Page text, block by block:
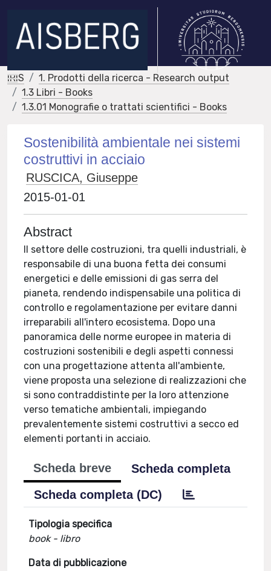
IRIS
1. Prodotti della ricerca - Research output
1.3 Libri - Books
1.3.01 Monografie o trattati scientifici - Books
Sostenibilità ambientale nei sistemi
costruttivi in acciaio
RUSCICA, Giuseppe
2015-01-01
Abstract
Il settore delle costruzioni, tra quelli industriali, è
responsabile di una buona fetta dei consumi
energetici e delle emissioni di gas serra del
pianeta, rendendo indispensabile una politica di
controllo e regolamentazione per evitare danni
irreparabili all'intero ecosistema. Dopo una
panoramica delle norme europee in materia di
costruzioni sostenibili e degli aspetti connessi
con una progettazione attenta all'ambiente,
viene proposta una selezione di realizzazioni che
si sono contraddistinte per la loro attenzione
verso tematiche ambientali, impiegando
prevalentemente sistemi costruttivi a secco ed
elementi portanti in acciaio.
Scheda breve
Scheda completa
Scheda completa (DC)
Tipologia specifica
book - libro
Data di pubblicazione